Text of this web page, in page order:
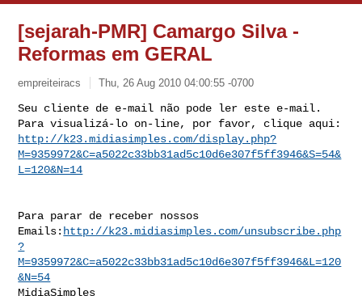
[sejarah-PMR] Camargo Silva -
Reformas em GERAL
empreiteiracs Thu, 26 Aug 2010 04:00:55 -0700
Seu cliente de e-mail não pode ler este e-mail.
http://k23.midiasimples.com/display.php?
M=9359972&C=a5022c33bb31ad5c10d6e307f5ff3946&S=54&
L=120&N=14
Para parar de receber nossos
Emails: http://k23.midiasimples.com/unsubscribe.php
?
M=9359972&C=a5022c33bb31ad5c10d6e307f5ff3946&L=120
&N=54
MidiaSimples